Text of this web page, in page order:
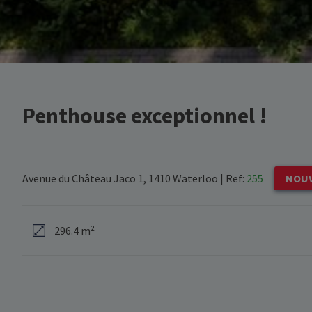
Penthouse exceptionnel !
Avenue du Château Jaco 1, 1410 Waterloo | Ref: 255
296.4 m²